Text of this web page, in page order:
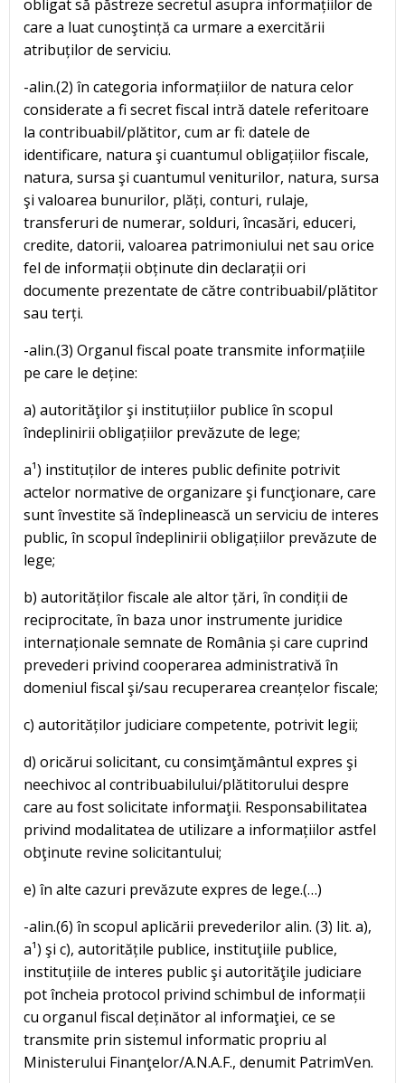
obligat să păstreze secretul asupra informațiilor de
care a luat cunoştință ca urmare a exercitării
atribuților de serviciu.
-alin.(2) în categoria informațiilor de natura celor
considerate a fi secret fiscal intră datele referitoare
la contribuabil/plătitor, cum ar fi: datele de
identificare, natura şi cuantumul obligațiilor fiscale,
natura, sursa şi cuantumul veniturilor, natura, sursa
şi valoarea bunurilor, plăți, conturi, rulaje,
transferuri de numerar, solduri, încasări, educeri,
credite, datorii, valoarea patrimoniului net sau orice
fel de informații obținute din declarații ori
documente prezentate de către contribuabil/plătitor
sau terți.
-alin.(3) Organul fiscal poate transmite informațiile
pe care le deține:
a) autorităţilor şi instituțiilor publice în scopul
îndeplinirii obligațiilor prevăzute de lege;
a¹) instituților de interes public definite potrivit
actelor normative de organizare şi funcţionare, care
sunt învestite să îndeplinească un serviciu de interes
public, în scopul îndeplinirii obligațiilor prevăzute de
lege;
b) autorităților fiscale ale altor țări, în condiții de
reciprocitate, în baza unor instrumente juridice
internaționale semnate de România și care cuprind
prevederi privind cooperarea administrativă în
domeniul fiscal şi/sau recuperarea creanțelor fiscale;
c) autorităților judiciare competente, potrivit legii;
d) oricărui solicitant, cu consimţământul expres şi
neechivoc al contribuabilului/plătitorului despre
care au fost solicitate informaţii. Responsabilitatea
privind modalitatea de utilizare a informațiilor astfel
obţinute revine solicitantului;
e) în alte cazuri prevăzute expres de lege.(…)
-alin.(6) în scopul aplicării prevederilor alin. (3) lit. a),
a¹) şi c), autoritățile publice, instituţiile publice,
instituțiile de interes public şi autorităţile judiciare
pot încheia protocol privind schimbul de informații
cu organul fiscal deținător al informaţiei, ce se
transmite prin sistemul informatic propriu al
Ministerului Finanţelor/A.N.A.F., denumit PatrimVen.